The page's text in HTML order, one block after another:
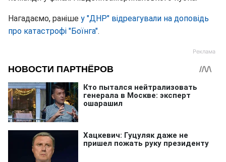
Нагадаємо, раніше у "ДНР" відреагували на доповідь
про катастрофі "Боїнга".